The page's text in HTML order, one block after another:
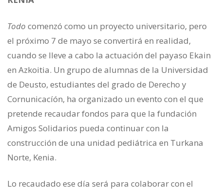
Todo comenzó como un pro­yecto universitario, pero
el próximo 7 de mayo se conver­tirá en realidad,
cuando se lleve a cabo la actuación del payaso Ekain
en Azkoitia. Un grupo de alumnas de la Universidad
de Deusto, estudian­tes del grado de Derecho y
Cornuni­cacíón, ha organizado un evento con el que
pretende recaudar fondos para que la fundación
Amigos Solidarios pueda continuar con la
construcción de una unidad pediátrica en Turka­na
Norte, Kenia.
Lo recaudado ese día será para cola­borar con el